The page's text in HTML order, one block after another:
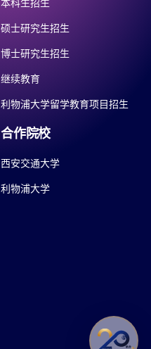
本科生招生
硕士研究生招生
博士研究生招生
继续教育
利物浦大学留学教育项目招生
合作院校
西安交通大学
利物浦大学